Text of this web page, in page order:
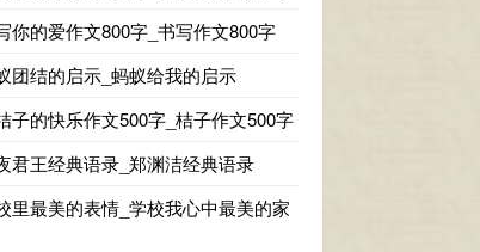
你的爱作文800字_书写作文800字
团结的启示_蚂蚁给我的启示
子的快乐作文500字_桔子作文500字
君王经典语录_郑渊洁经典语录
里最美的表情_学校我心中最美的家